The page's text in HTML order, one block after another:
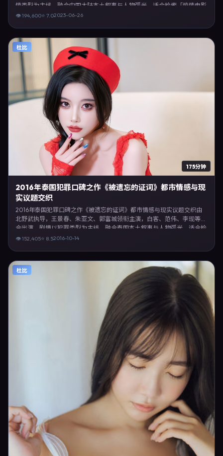
悚类型为主线，融合中国大陆本土叙事与人物弧光，适合检索「惊悚电影
中国大陆 贾樟柯 陶虹」等关键词的观众。2023年6月26日完成中国大陆
材。
👁194,600⭐ 7.02023-06-26
杜比
175分钟
2016年泰国犯罪口碑之作《被遗忘的证词》都市情感与现
实议题交织
2016年泰国犯罪口碑之作《被遗忘的证词》都市情感与现实议题交织由
北野武执导，王景春、朱亚文、郭富城领衔主演，白客、范伟、李现等联
合出演。剧情以犯罪类型为主线，融合泰国本土叙事与人物弧光，适合检
索「犯罪电影 泰国 北野武 王景春」等关键词的观众。2016年10月14日于
👁152,405⭐ 8.52016-10-14
杜比